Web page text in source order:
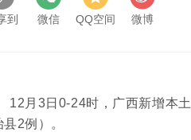
到 微信 QQ空间 微博
12月3日0-24时，广西新增本
县2例）。